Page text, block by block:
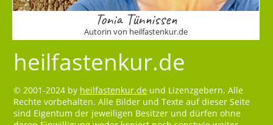
Tonia Tünnissen
Autorin von heilfastenkur.de
heilfastenkur.de
© 2001-2024 by heilfastenkur.de und Lizenzgebern. Alle
Rechte vorbehalten. Alle Bilder und Texte auf dieser Seite
sind Eigentum der jeweiligen Besitzer und dürfen ohne